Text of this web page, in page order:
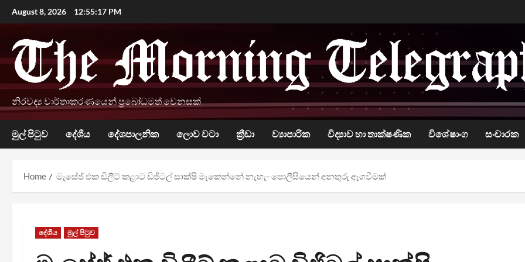
Skip
to
content
August 8, 2026 12:55:19 PM
නිරවද්‍ය වාර්තාකරණයෙන් ප්‍රබෝධමත් වෙනසක්
මුල් පිටුව දේශීය දේශපාලනික ලොව වටා ක්‍රීඩා ව්‍යාපාරික විද්‍යාව හා තාක්ෂණික විශේෂාංග සංචාරක
Home මැසේජ් එක ඩිලීට් කළාට ඩිජිටල් සාක්ෂි මැකෙන්නේ නැහැ- පොලීසියෙන් අනතුරු ඇගවීමක්
දේශීය මුල් පිටුව